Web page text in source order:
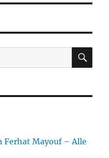
Ferhat Mayouf – Alle